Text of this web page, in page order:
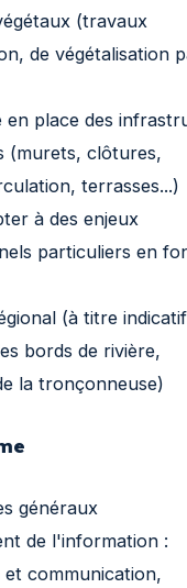
(travaux
de végétalisation
en place des
(murets, clôtures,
terrasses...)
à des enjeux
particuliers en
(à titre
bords de rivière,
la tronçonneuse)
généraux
de l'information :
et communication,